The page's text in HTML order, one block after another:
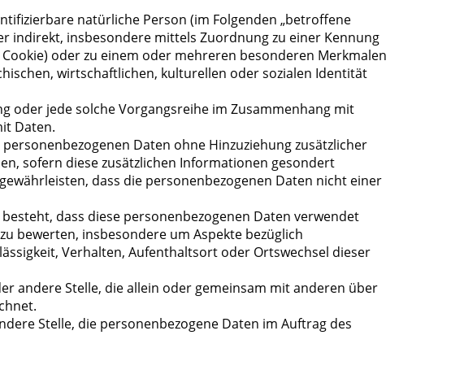
natürliche Person (im Folgenden „betroffene
indirekt, insbesondere mittels Zuordnung zu einer Kennung
oder zu einem oder mehreren besonderen Merkmalen
wirtschaftlichen, kulturellen oder sozialen Identität
oder jede solche Vorgangsreihe im Zusammenhang mit
Daten.
Daten ohne Hinzuziehung zusätzlicher
sofern diese zusätzlichen Informationen gesondert
dass die personenbezogenen Daten nicht einer
dass diese personenbezogenen Daten verwendet
bewerten, insbesondere um Aspekte bezüglich
Verhalten, Aufenthaltsort oder Ortswechsel dieser
andere Stelle, die allein oder gemeinsam mit anderen über
Stelle, die personenbezogene Daten im Auftrag des